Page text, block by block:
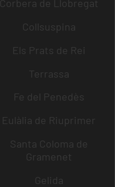
Corbera de Llobregat
Collsuspina
Els Prats de Rei
Terrassa
Fe del Penedès
Eulàlia de Riuprimer
Santa Coloma de
Gramenet
Gelida